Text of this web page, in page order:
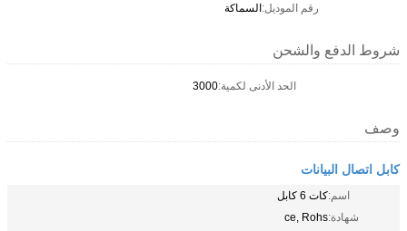
رقم الموديل:السماكة
شروط الدفع والشحن
الحد الأدنى لكمية:3000
وصف
كابل اتصال البيانات
اسم:كات 6 كابل
شهادة:ce, Rohs